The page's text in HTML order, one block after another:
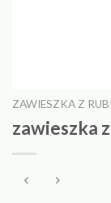
ZAWIESZKA Z
zawieszka